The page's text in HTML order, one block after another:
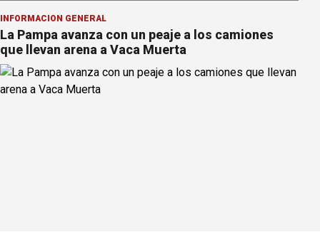
INFORMACION GENERAL
La Pampa avanza con un peaje a los camiones
que llevan arena a Vaca Muerta